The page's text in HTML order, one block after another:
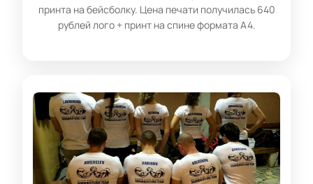
принта на бейсболку. Цена печати получилась 640
рублей лого + принт на спине формата А4.